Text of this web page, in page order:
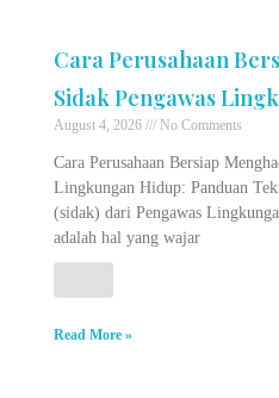
Cara Perusahaan
Sidak Pengawas
August 4, 2026 No Comments
Cara Perusahaan Bersiap
Lingkungan Hidup: Panduan
(sidak) dari Pengawas
adalah hal yang wajar
Read More »